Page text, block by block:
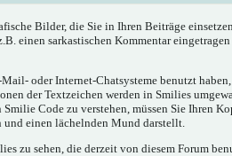
Bilder, die Sie in Ihren Beiträge
einen sarkastischen Kommentar
oder Internet-Chatsysteme benutzt
der Textzeichen werden in Smilies
Code zu verstehen, müssen Sie Ihren
und einen lächelnden Mund darstellt.
zu sehen, die derzeit von diesem Forum